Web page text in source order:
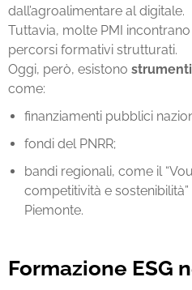
dall’agroalimentare al digitale.
Tuttavia, molte PMI
percorsi formativi strutturati.
Oggi, però, esistono
come:
finanziamenti pubblici
fondi del PNRR;
bandi regionali, come il
competitività e
Piemonte.
Formazione ESG